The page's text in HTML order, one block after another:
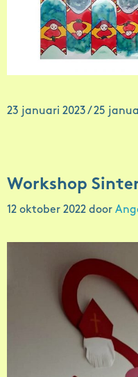
23 januari 2023 / 25
Workshop
12 oktober 2022 door